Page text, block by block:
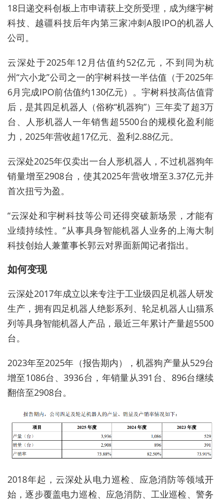
18日递交科创板上市申请获上交所受理，成为继宇树
科技、越疆科技后年内第三家冲刺A股IPO的机器人
公司。
云深处于2025年12月估值约52亿元，不到同为杭
州“六小龙”公司之一的宇树科技一半估值（于2025年
6月完成IPO前估值约130亿元）。宇树科技高估值背
后，是其四足机器人（俗称“机器狗”）三年卖了超3万
台、人形机器人一年销售超5500台的规模化盈利能
力，2025年营收超17亿元、盈利2.88亿元。
云深处2025年仅卖出一台人形机器人，不过机器狗年
销量增至2908台，使其2025年营收增至3.37亿元并
首次扭亏为盈。
“云深处和宇树科技等公司还得突破新场景，才能有
业绩持续性。”从事具身智能机器人业务的上海大制
科技创始人兼董事长郭云对界面新闻记者指出。
如何变现
云深处2017年成立以来专注于工业级四足机器人研发
生产，拥有四足机器人绝影系列、轮足机器人山猫系
列等具身智能机器人产品，最近三年累计产量超5500
台。
2023年至2025年（报告期内），机器狗产量从529台
增至1086台、3936台，年销量从391台、896台继续
翻倍至2908台。
2018年起，云深处从电力巡检、应急消防等领域开
始，逐步覆盖电力巡检、应急消防、工业巡检、警务